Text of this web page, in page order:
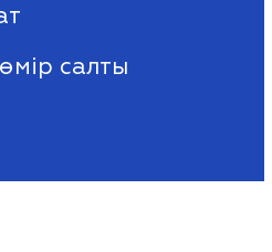
салты